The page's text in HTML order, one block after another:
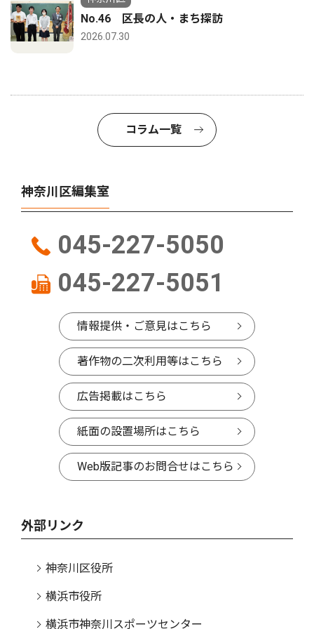
No.46 区長の人・まち探訪
2026.07.30
コラム一覧
神奈川区編集室
045-227-5050
045-227-5051
情報提供・ご意見はこちら
著作物の二次利用等はこちら
広告掲載はこちら
紙面の設置場所はこちら
Web版記事のお問合せはこちら
外部リンク
神奈川区役所
横浜市役所
横浜市神奈川スポーツセンター